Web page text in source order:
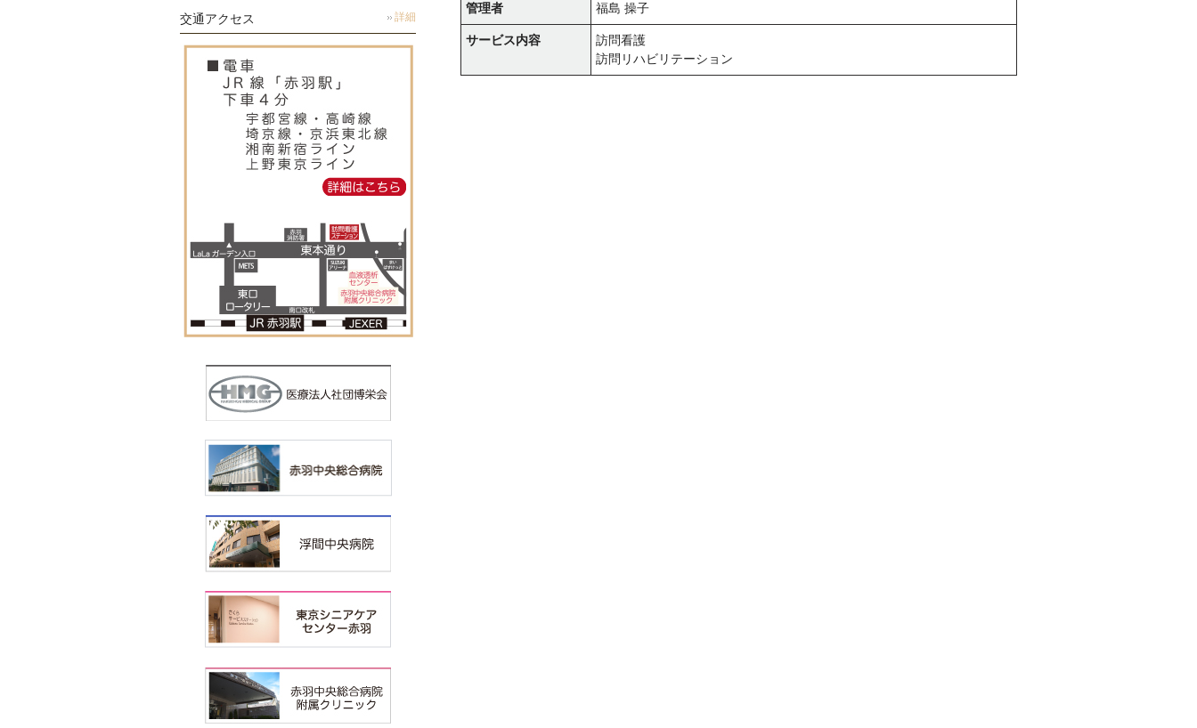
管理者 福島 操子
サービス内容
訪問看護
訪問リハビリテーション
交通アクセス 詳細